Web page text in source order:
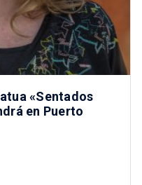
«Sentados
en Puerto